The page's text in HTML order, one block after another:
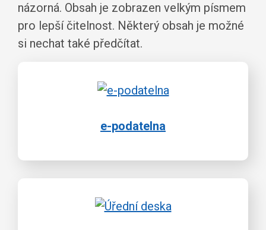
názorná. Obsah je zobrazen velkým písmem
pro lepší čitelnost. Některý obsah je možné
si nechat také předčítat.
e-podatelna